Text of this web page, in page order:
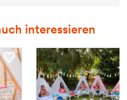
interessieren